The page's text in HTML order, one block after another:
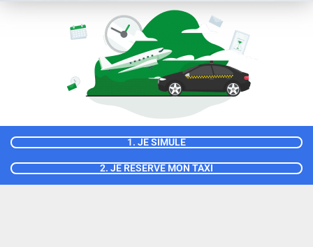
1. JE SIMULE
2. JE RÉSERVE MON TAXI